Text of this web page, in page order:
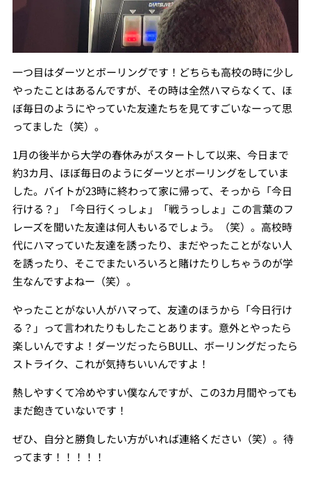
一つ目はダーツとボーリングです！どちらも高校の時に少し
やったことはあるんですが、その時は全然ハマらなくて、ほ
ぼ毎日のようにやっていた友達たちを見てすごいなーって思
ってました（笑）。
1月の後半から大学の春休みがスタートして以来、今日まで
約3カ月、ほぼ毎日のようにダーツとボーリングをしていま
した。バイトが23時に終わって家に帰って、そっから「今日
行ける？」「今日行くっしょ」「戦うっしょ」この言葉のフ
レーズを聞いた友達は何人もいるでしょう。（笑）。高校時
代にハマっていた友達を誘ったり、まだやったことがない人
を誘ったり、そこでまたいろいろと賭けたりしちゃうのが学
生なんですよねー（笑）。
やったことがない人がハマって、友達のほうから「今日行け
る？」って言われたりもしたことあります。意外とやったら
楽しいんですよ！ダーツだったらBULL、ボーリングだったら
ストライク、これが気持ちいいんですよ！
熱しやすくて冷めやすい僕なんですが、この3カ月間やっても
まだ飽きていないです！
ぜひ、自分と勝負したい方がいれば連絡ください（笑）。待
ってます！！！！！